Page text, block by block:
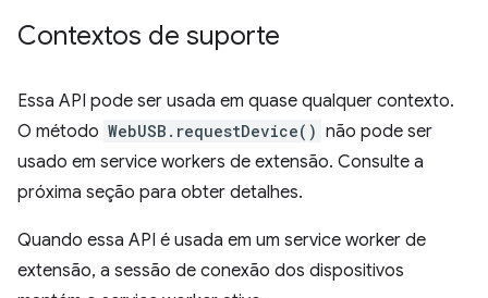
Contextos de suporte
Essa API pode ser usada em quase qualquer contexto.
O método WebUSB.requestDevice() não pode ser
usado em service workers de extensão. Consulte a
próxima seção para obter detalhes.
Quando essa API é usada em um service worker de
extensão, a sessão de conexão dos dispositivos